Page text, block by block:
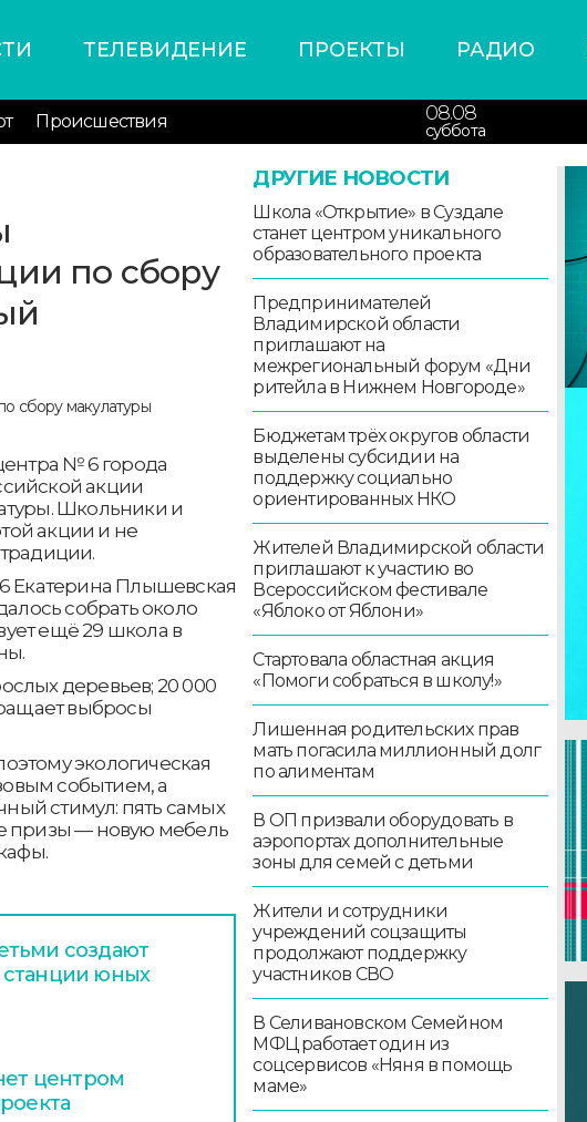
ТЕЛЕВИДЕНИЕ ПРОЕКТЫ РАДИО
Происшествия 08.08
суббота
по сбору
№ 6 города
акции
Школьники и
акции и не
Екатерина Плышевская
собрать около
ещё 29 школа в
деревьев; 20 000
выбросы
экологическая
событием, а
стимул: пять самых
призы — новую мебель
создают
юных
центром
ДРУГИЕ НОВОСТИ
Школа «Открытие» в Суздале
станет центром уникального
образовательного проекта
Предпринимателей
Владимирской области
приглашают на
межрегиональный форум «Дни
ритейла в Нижнем Новгороде»
Бюджетам трёх округов области
выделены субсидии на
поддержку социально
ориентированных НКО
Жителей Владимирской области
приглашают к участию во
Всероссийском фестивале
«Яблоко от Яблони»
Стартовала областная акция
«Помоги собраться в школу!»
Лишенная родительских прав
мать погасила миллионный долг
по алиментам
В ОП призвали оборудовать в
аэропортах дополнительные
зоны для семей с детьми
Жители и сотрудники
учреждений соцзащиты
продолжают поддержку
участников СВО
В Селивановском Семейном
МФЦ работает один из
соцсервисов «Няня в помощь
маме»